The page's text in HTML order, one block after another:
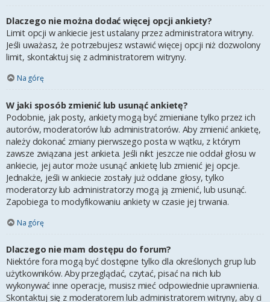
Dlaczego nie można dodać więcej opcji ankiety?
Limit opcji w ankiecie jest ustalany przez administratora witryny.
Jeśli uważasz, że potrzebujesz wstawić więcej opcji niż dozwolony
limit, skontaktuj się z administratorem witryny.
Na górę
W jaki sposób zmienić lub usunąć ankietę?
Podobnie, jak posty, ankiety mogą być zmieniane tylko przez ich
autorów, moderatorów lub administratorów. Aby zmienić ankietę,
należy dokonać zmiany pierwszego posta w wątku, z którym
zawsze związana jest ankieta. Jeśli nikt jeszcze nie oddał głosu w
ankiecie, jej autor może usunąć ankietę lub zmienić jej opcje.
Jednakże, jeśli w ankiecie zostały już oddane głosy, tylko
moderatorzy lub administratorzy mogą ją zmienić, lub usunąć.
Zapobiega to modyfikowaniu ankiety w czasie jej trwania.
Na górę
Dlaczego nie mam dostępu do forum?
Niektóre fora mogą być dostępne tylko dla określonych grup lub
użytkowników. Aby przeglądać, czytać, pisać na nich lub
wykonywać inne operacje, musisz mieć odpowiednie uprawnienia.
Skontaktuj się z moderatorem lub administratorem witryny, aby ci